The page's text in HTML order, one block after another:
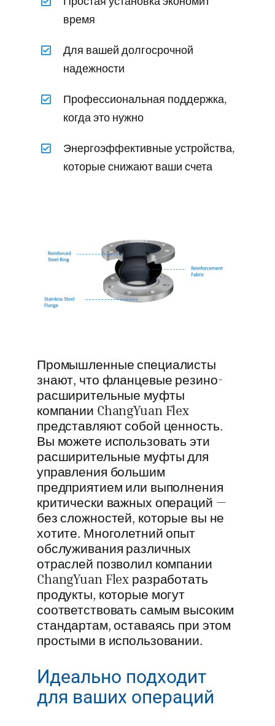
время
Для вашей долгосрочной
надежности
Профессиональная поддержка,
когда это нужно
Энергоэффективные устройства,
которые снижают ваши счета
Промышленные специалисты
знают, что фланцевые резино-
расширительные муфты
компании ChangYuan Flex
представляют собой ценность.
Вы можете использовать эти
расширительные муфты для
управления большим
предприятием или выполнения
критически важных операций —
без сложностей, которые вы не
хотите. Многолетний опыт
обслуживания различных
отраслей позволил компании
ChangYuan Flex разработать
продукты, которые могут
соответствовать самым высоким
стандартам, оставаясь при этом
простыми в использовании.
Идеально подходит
для ваших операций